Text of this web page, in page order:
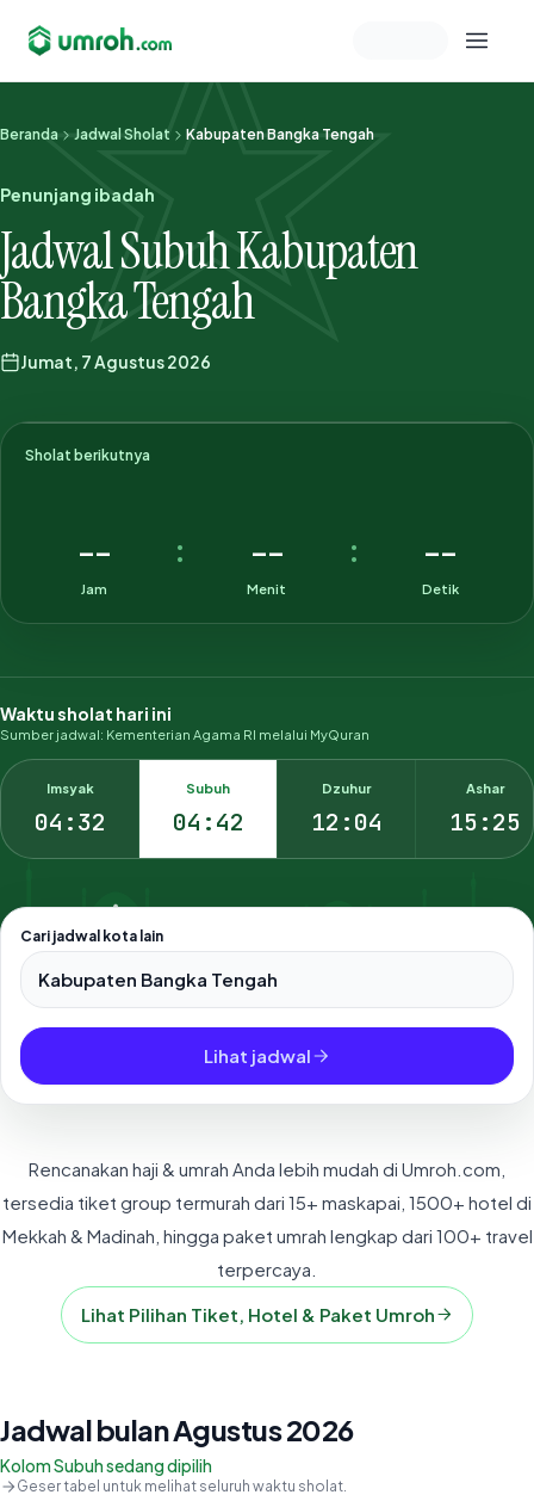
Memeriksa sesi akun
Beranda Jadwal Sholat Kabupaten Bangka Tengah
Penunjang ibadah
Jadwal Subuh Kabupaten
Bangka Tengah
Jumat, 7 Agustus 2026
Sholat berikutnya
--
Jam
: --
Menit
: --
Detik
Waktu sholat hari ini
Sumber jadwal: Kementerian Agama RI melalui MyQuran
Imsyak
04:32
Subuh
04:42
Dzuhur
12:04
Ashar
15:25
Cari jadwal kota lain
Pilih salah satu dari 500+ kota dan kabupaten di Indonesia.
Lihat jadwal
Rencanakan haji & umrah Anda lebih mudah di Umroh.com,
tersedia tiket group termurah dari 15+ maskapai, 1500+ hotel di
Mekkah & Madinah, hingga paket umrah lengkap dari 100+ travel
terpercaya.
Lihat Pilihan Tiket, Hotel & Paket Umroh
Jadwal bulan Agustus 2026
Kolom Subuh sedang dipilih
Geser tabel untuk melihat seluruh waktu sholat.